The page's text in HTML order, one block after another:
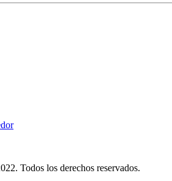
Todos los derechos reservados.